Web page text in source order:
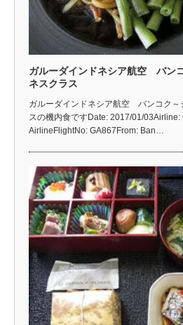
ガルーダインドネシア航空 バン
ネスクラス
ガルーダインドネシア航空 バンコク
スの機内食ですDate: 2017/01/
AirlineFlightNo: GA867From: Ban…